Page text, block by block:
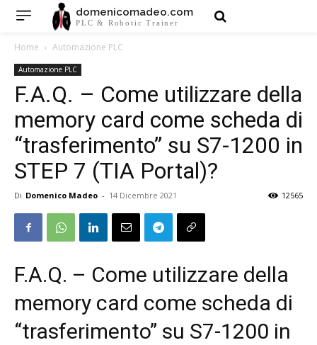
domenicomadeo.com
PLC & Robotic Trainer
Home Automazione PLC
Automazione PLC
F.A.Q. – Come utilizzare della
memory card come scheda di
“trasferimento” su S7-1200 in
STEP 7 (TIA Portal)?
Di Domenico Madeo - 14 Dicembre 2021 12565
F.A.Q. – Come utilizzare della
memory card come scheda di
“trasferimento” su S7-1200 in